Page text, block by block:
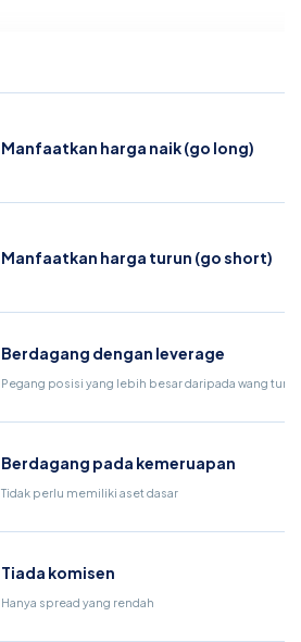
Manfaatkan harga naik (go long)
Manfaatkan harga turun (go short)
Berdagang dengan leverage
Pegang posisi yang lebih besar daripada wang
Berdagang pada kemeruapan
Tidak perlu memiliki aset dasar
Tiada komisen
Hanya spread yang rendah